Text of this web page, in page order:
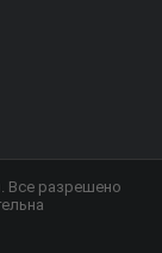
Все разрешено